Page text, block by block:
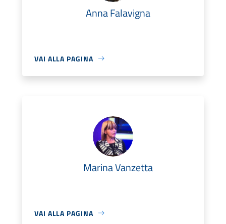
Anna Falavigna
VAI ALLA PAGINA
Marina Vanzetta
VAI ALLA PAGINA